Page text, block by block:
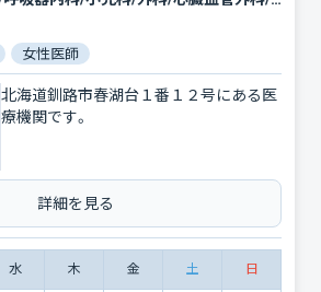
女性医師
北海道釧路市春湖台１番１２号にある医
療機関です。
詳細を見る
水 木 金 土 日